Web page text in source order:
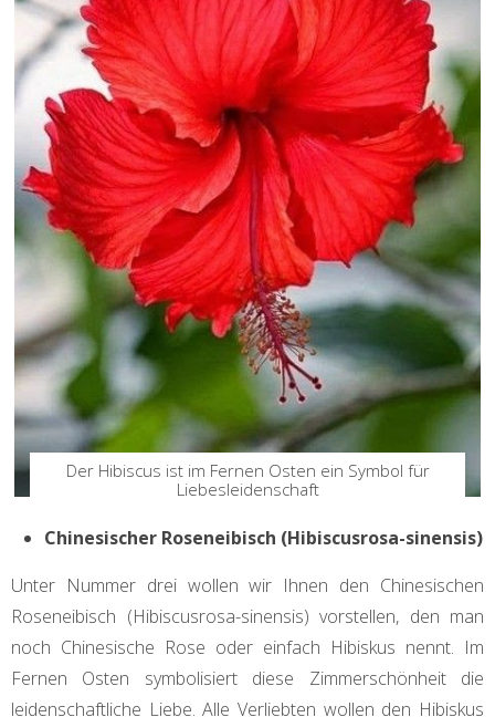
Der Hibiscus ist im Fernen Osten ein Symbol für
Liebesleidenschaft
Chinesischer Roseneibisch (Hibiscusrosa-sinensis)
Unter Nummer drei wollen wir Ihnen den Chinesischen
Roseneibisch (Hibiscusrosa-sinensis) vorstellen, den man
noch Chinesische Rose oder einfach Hibiskus nennt. Im
Fernen Osten symbolisiert diese Zimmerschönheit die
leidenschaftliche Liebe. Alle Verliebten wollen den Hibiskus